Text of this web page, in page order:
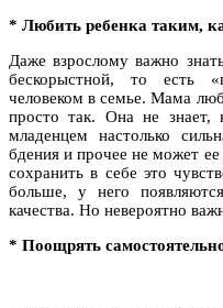
* Любить ребенка таким,
Даже взрослому важно
бескорыстной, то есть
человеком в семье. Мама
просто так. Она не знает,
младенцем настолько
бдения и прочее не может
сохранить в себе это
больше, у него
качества. Но невероятно
* Поощрять